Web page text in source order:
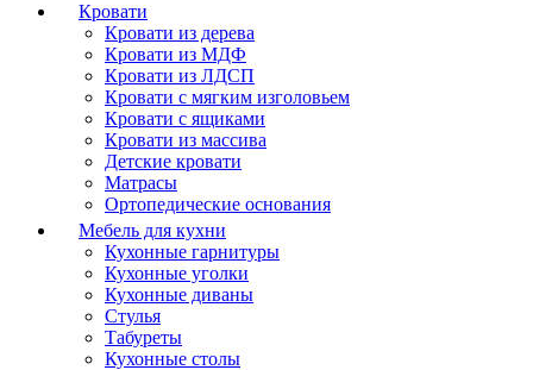
Кровати
Кровати из дерева
Кровати из МДФ
Кровати из ЛДСП
Кровати с мягким изголовьем
Кровати с ящиками
Кровати из массива
Детские кровати
Матрасы
Ортопедические основания
Мебель для кухни
Кухонные гарнитуры
Кухонные уголки
Кухонные диваны
Стулья
Табуреты
Кухонные столы